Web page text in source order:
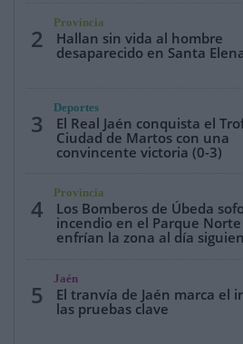
2
Provincia
Hallan sin vida al hombre
desaparecido en Santa
3
Deportes
El Real Jaén conquista el
Ciudad de Martos con una
convincente victoria (0-3)
4
Provincia
Los Bomberos de Úbeda
incendio en el Parque
enfrían la zona al día
5
Jaén
El tranvía de Jaén marca el
las pruebas clave